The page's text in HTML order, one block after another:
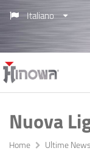
Italiano
Nuova
Home Ultime News